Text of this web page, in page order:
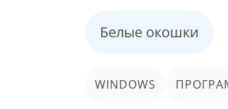
Белые окошки
WINDOWS